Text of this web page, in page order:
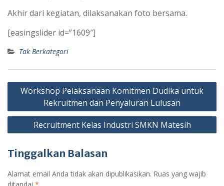
Akhir dari kegiatan, dilaksanakan foto bersama.
[easingslider id=”1609″]
Tak Berkategori
Navigasi
Workshop Pelaksanaan Komitmen Dudika untuk
Rekruitmen dan Penyaluran Lulusan
Recruitment Kelas Industri SMKN Matesih
Tinggalkan Balasan
Alamat email Anda tidak akan dipublikasikan. Ruas yang wajib